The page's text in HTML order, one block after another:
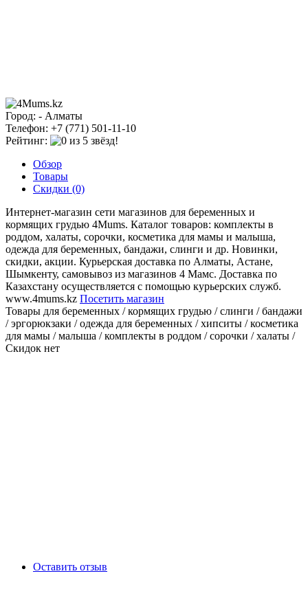
Город: - Алматы
Телефон: +7 (771) 501-11-10
Рейтинг:
Обзор
Товары
Скидки (0)
Интернет-магазин сети магазинов для беременных и
кормящих грудью 4Mums. Каталог товаров: комплекты в
роддом, халаты, сорочки, косметика для мамы и малыша,
одежда для беременных, бандажи, слинги и др. Новинки,
скидки, акции. Курьерская доставка по Алматы, Астане,
Шымкенту, самовывоз из магазинов 4 Мамс. Доставка по
Казахстану осуществляется с помощью курьерских служб.
www.4mums.kz Посетить магазин
Товары для беременных / кормящих грудью / слинги / бандажи
/ эргорюкзаки / одежда для беременных / хипситы / косметика
для мамы / малыша / комплекты в роддом / сорочки / халаты /
Скидок нет
Оставить отзыв